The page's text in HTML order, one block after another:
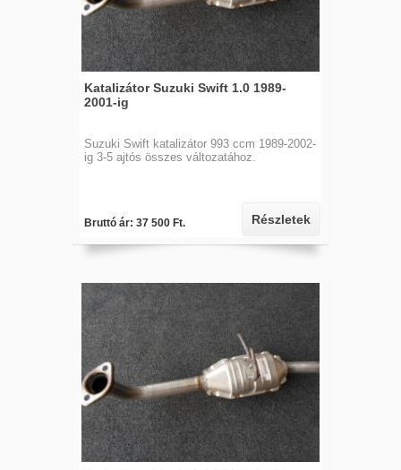
Katalizátor Suzuki Swift 1.0 1989-
2001-ig
Suzuki Swift katalizátor 993 ccm 1989-2002-
ig 3-5 ajtós összes változatához.
Bruttó ár: 37 500 Ft. Részletek